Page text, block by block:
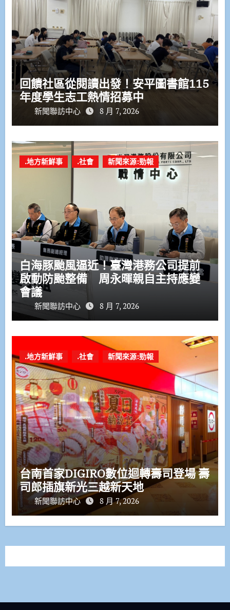
回饋社區從閱讀出發！安平圖書館115
年度學生志工熱情招募中
新聞聯訪中心 8 月 7, 2026
.地方新鮮事 .社會 新聞來源:勁報
白海豚颱風逼近！臺灣港務公司提前
啟動防颱整備 周永暉親自主持應變
會議
新聞聯訪中心 8 月 7, 2026
.地方新鮮事 .社會 新聞來源:勁報
台南首家DIGIRO數位迴轉壽司登場 壽
司郎插旗新光三越新天地
新聞聯訪中心 8 月 7, 2026